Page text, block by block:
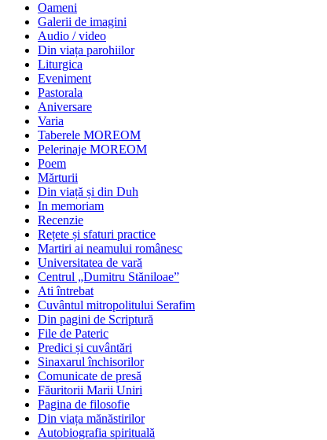
Oameni
Galerii de imagini
Audio / video
Din viața parohiilor
Liturgica
Eveniment
Pastorala
Aniversare
Varia
Taberele MOREOM
Pelerinaje MOREOM
Poem
Mărturii
Din viață și din Duh
In memoriam
Recenzie
Rețete și sfaturi practice
Martiri ai neamului românesc
Universitatea de vară
Centrul „Dumitru Stăniloae”
Ati întrebat
Cuvântul mitropolitului Serafim
Din pagini de Scriptură
File de Pateric
Predici și cuvântări
Sinaxarul închisorilor
Comunicate de presă
Făuritorii Marii Uniri
Pagina de filosofie
Din viața mănăstirilor
Autobiografia spirituală